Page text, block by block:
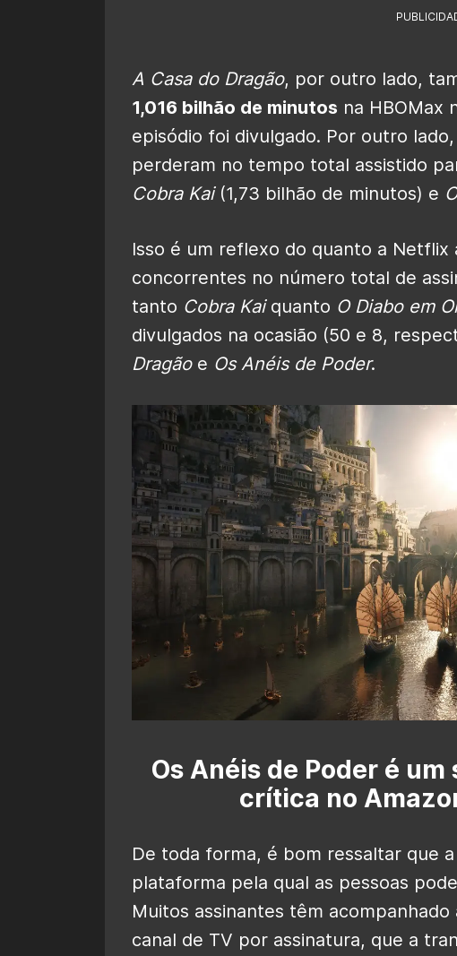
A Casa do Dragão, por outro lado,
1,016 bilhão de minutos na HBOMax
episódio foi divulgado. Por outro
perderam no tempo total assistido
Cobra Kai(1,73 bilhão de minutos) e
Isso é um reflexo do quanto a Netflix
concorrentes no número total de
tanto Cobra Kaiquanto O Diabo em
divulgados na ocasião (50 e 8,
Dragãoe Os Anéis de Poder.
Os Anéis de Poder é
crítica no
De toda forma, é bom ressaltar que
plataforma pela qual as pessoas
Muitos assinantes têm
canal de TV por assinatura, que a